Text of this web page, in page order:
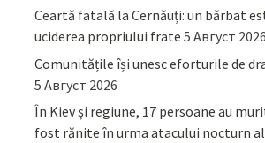
Ceartă fatală la Cernăuți: un bărbat
uciderea propriului frate 5 Август 2026
Comunitățile își unesc eforturile de
5 Август 2026
În Kiev și regiune, 17 persoane au
fost rănite în urma atacului nocturn al